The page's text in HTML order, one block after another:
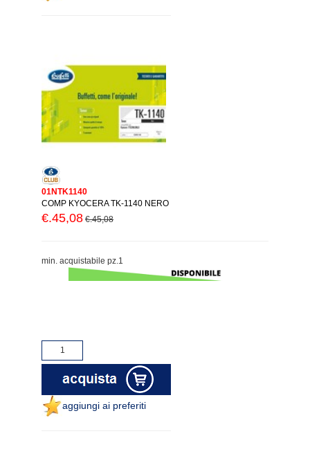
01NTK1140
COMP KYOCERA TK-1140 NERO
€.45,08 €.45,08
min. acquistabile pz.1
aggiungi ai preferiti